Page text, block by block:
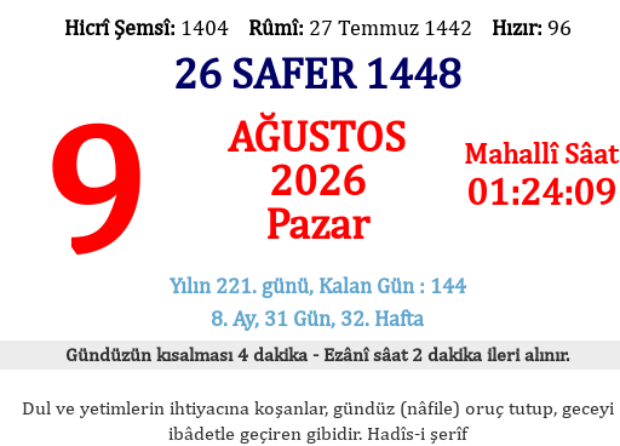
Hicrî Şemsî: 1404 Rûmî: 27 Temmuz 1442 Hızır: 96
26 SAFER 1448
9
AĞUSTOS
2026
Pazar
Mahallî Sâat
01:24:09
Yılın 221. günü, Kalan Gün : 144
8. Ay, 31 Gün, 32. Hafta
Gündüzün kısalması 4 dakika - Ezânî sâat 2 dakika ileri alınır.
Dul ve yetimlerin ihtiyacına koşanlar, gündüz (nâfile) oruç tutup, geceyi
ibâdetle geçiren gibidir. Hadîs-i şerîf